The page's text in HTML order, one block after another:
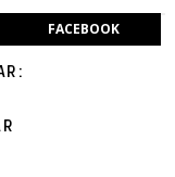
FACEBOOK